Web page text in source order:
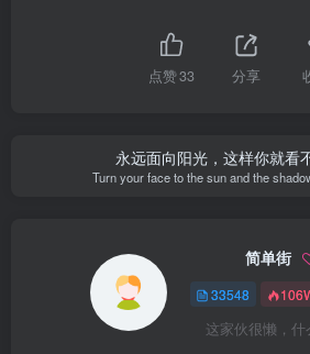
点赞33 分享
永远面向阳光，这样你就看
Turn your face to the sun and the
简单街
33548
这家伙很懒，